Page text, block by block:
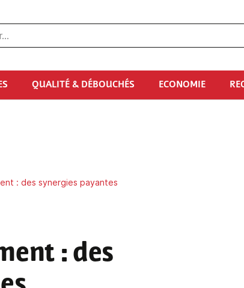
QUALITÉ & DÉBOUCHÉS ECONOMIE
: des synergies payantes
: des